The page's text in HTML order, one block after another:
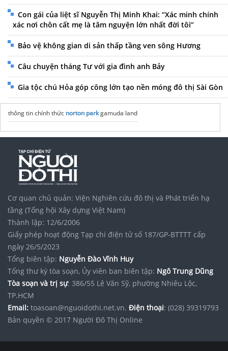
Con gái của liệt sĩ Nguyễn Thị Minh Khai: “Xác minh chính
xác nơi chôn cất mẹ là tâm nguyện lớn nhất đời tôi”
Bảo vệ không gian di sản thấp tầng ven sông Hương
Câu chuyện tháng Tư với gia đình anh Bảy
Gia tộc chú Hỏa góp công lớn tạo nền móng đô thị Sài Gòn
thông tin chính thức norton parkgamuda land
Cơ quan chủ quản: Viện Nghiên cứu đô thị và Phát triển hạ
tầng (Tổng hội Xây dựng Việt Nam)
Thành lập: 12/6/2006
Giấy phép hoạt động Tạp chí điện tử số 187/GP-BTTTT cấp
ngày 26/5/2023
Tổng biên tập: Nguyễn Đào Vĩnh Huy
Tổng thư ký tòa soạn, Ủy viên ban biên tập: Ngô Trung Dũng
Tòa soạn và trị sự: 386/55 Lê Văn Sỹ, phường Nhiêu Lộc,
TP.HCM
Email: toasoan@nguoidothi.net.vn. Điện thoại: (028) 39319793
Bản quyền © 2017 Người Đô Thị Online